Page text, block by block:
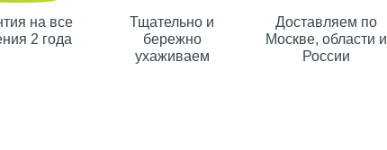
на все
2 года
Тщательно и
бережно
ухаживаем
Доставляем по
Москве, области и
России